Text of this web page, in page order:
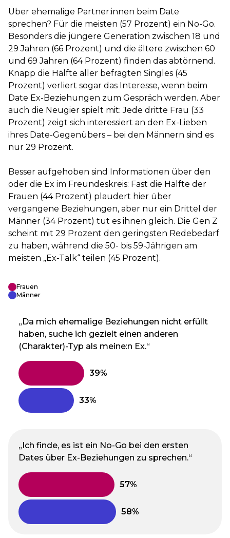
Über ehemalige Partner:innen beim Date
sprechen? Für die meisten (57 Prozent) ein No-Go.
Besonders die jüngere Generation zwischen 18 und
29 Jahren (66 Prozent) und die ältere zwischen 60
und 69 Jahren (64 Prozent) finden das abtörnend.
Knapp die Hälfte aller befragten Singles (45
Prozent) verliert sogar das Interesse, wenn beim
Date Ex-Beziehungen zum Gespräch werden. Aber
auch die Neugier spielt mit: Jede dritte Frau (33
Prozent) zeigt sich interessiert an den Ex-Lieben
ihres Date-Gegenübers – bei den Männern sind es
nur 29 Prozent.
Besser aufgehoben sind Informationen über den
oder die Ex im Freundeskreis: Fast die Hälfte der
Frauen (44 Prozent) plaudert hier über
vergangene Beziehungen, aber nur ein Drittel der
Männer (34 Prozent) tut es ihnen gleich. Die Gen Z
scheint mit 29 Prozent den geringsten Redebedarf
zu haben, während die 50- bis 59-Jährigen am
meisten „Ex-Talk“ teilen (45 Prozent).
Frauen
Männer
„Da mich ehemalige Beziehungen nicht erfüllt
haben, suche ich gezielt einen anderen
(Charakter)-Typ als meine:n Ex.“
„Ich finde, es ist ein No-Go bei den ersten
Dates über Ex-Beziehungen zu sprechen.“